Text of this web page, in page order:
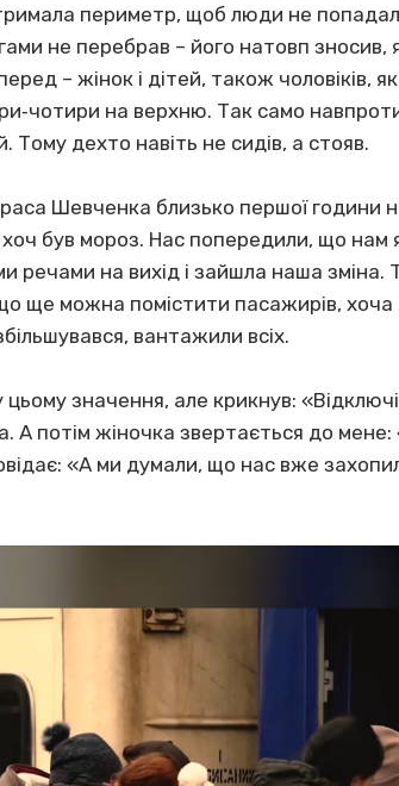
периметр, щоб люди не
не перебрав – його натовп зносив,
– жінок і дітей, також чоловіків,
на верхню. Так само
дехто навіть не сидів, а стояв.
Шевченка близько першої години
був мороз. Нас попередили, що нам
речами на вихід і зайшла наша
ще можна помістити пасажирів,
вантажили всіх.
значення, але крикнув:
А потім жіночка звертається до
«А ми думали, що нас вже